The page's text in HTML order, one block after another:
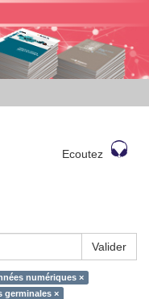
Ecoutez
Valider
numériques ×
germinales ×